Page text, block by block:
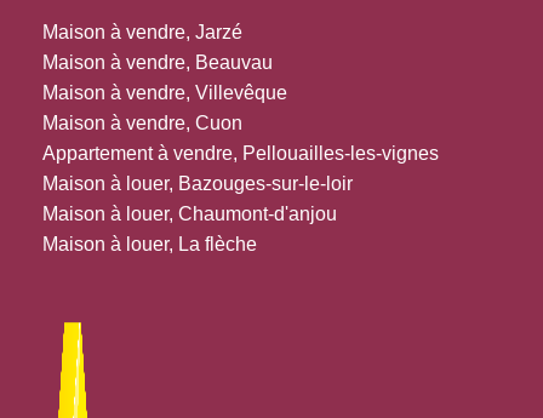
Maison à vendre, Jarzé
Maison à vendre, Beauvau
Maison à vendre, Villevêque
Maison à vendre, Cuon
Appartement à vendre, Pellouailles-les-vignes
Maison à louer, Bazouges-sur-le-loir
Maison à louer, Chaumont-d'anjou
Maison à louer, La flèche